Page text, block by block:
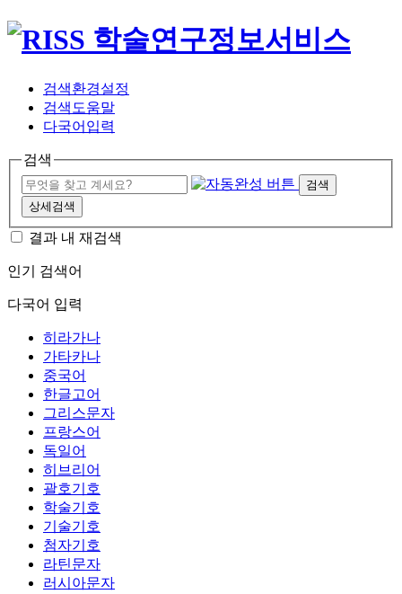
검색환경설정
검색도움말
다국어입력
검색
검색
상세검색
결과 내 재검색
인기 검색어
다국어 입력
히라가나
가타카나
중국어
한글고어
그리스문자
프랑스어
독일어
히브리어
괄호기호
학술기호
기술기호
첨자기호
라틴문자
러시아문자